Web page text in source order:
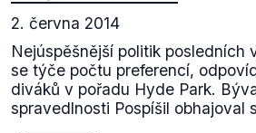
2. června 2014
Nejúspěšnější politik posledních
se týče počtu preferencí,
diváků v pořadu Hyde Park.
spravedlnosti Pospíšil obhajoval